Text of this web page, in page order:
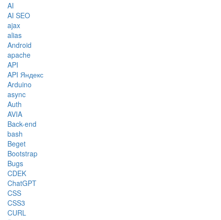
AI
AI SEO
ajax
alias
Android
apache
API
API Яндекс
Arduino
async
Auth
AVIA
Back-end
bash
Beget
Bootstrap
Bugs
CDEK
ChatGPT
CSS
CSS3
CURL